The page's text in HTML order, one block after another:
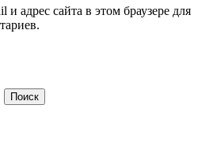
адрес сайта в этом браузере для
Поиск